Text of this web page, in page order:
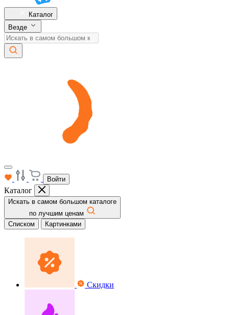
Каталог
Везде
Войти
Каталог
Искать в самом большом каталоге
по лучшим ценам
Списком
Картинками
Скидки